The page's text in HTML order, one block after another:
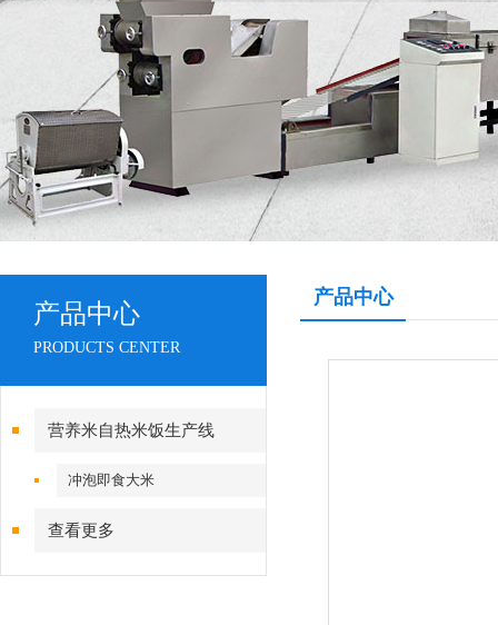
产品中心
PRODUCTS CENTER
营养米自热米饭生产线
冲泡即食大米
查看更多
产品中心